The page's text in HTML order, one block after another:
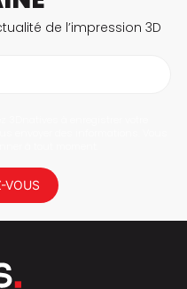
de l’impression 3D
VOUS